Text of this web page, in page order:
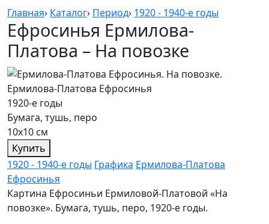
Главная› Каталог› Период› 1920 - 1940-е годы
Ефросинья Ермилова-
Платова – На повозке
Ермилова-Платова Ефросинья
1920-е годы
Бумага, тушь, перо
10х10 см
Купить
1920 - 1940-е годы Графика Ермилова-Платова
Ефросинья
Картина Ефросиньи Ермиловой-Платовой «На
повозке». Бумага, тушь, перо, 1920-е годы.